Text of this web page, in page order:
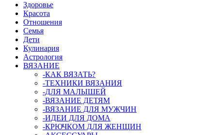
Здоровье
Красота
Отношения
Семья
Дети
Кулинария
Астрология
ВЯЗАНИЕ
-КАК ВЯЗАТЬ?
-ТЕХНИКИ ВЯЗАНИЯ
-ДЛЯ МАЛЫШЕЙ
-ВЯЗАНИЕ ДЕТЯМ
-ВЯЗАНИЕ ДЛЯ МУЖЧИН
-ИДЕИ ДЛЯ ДОМА
-КРЮЧКОМ ДЛЯ ЖЕНЩИН